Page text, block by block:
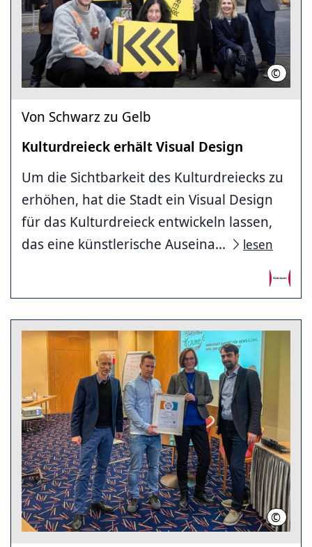
© Helge
Von Schwarz zu Gelb
Kulturdreieck erhält Visual Design
Um die Sichtbarkeit des Kulturdreiecks zu
erhöhen, hat die Stadt ein Visual Design
für das Kulturdreieck entwickeln lassen,
das eine künstlerische Auseina...
lesen
© bcsd e.